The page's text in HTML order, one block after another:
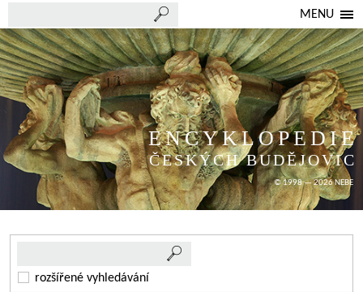
MENU
ENCYKLOPEDIE
ČESKÝCH BUDĚJOVIC
© 1998 — 2026 NEBE
rozšířené vyhledávání